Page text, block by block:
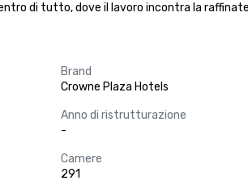
di tutto, dove il lavoro incontra la
Brand
Crowne Plaza Hotels
Anno di ristrutturazione
-
Camere
291